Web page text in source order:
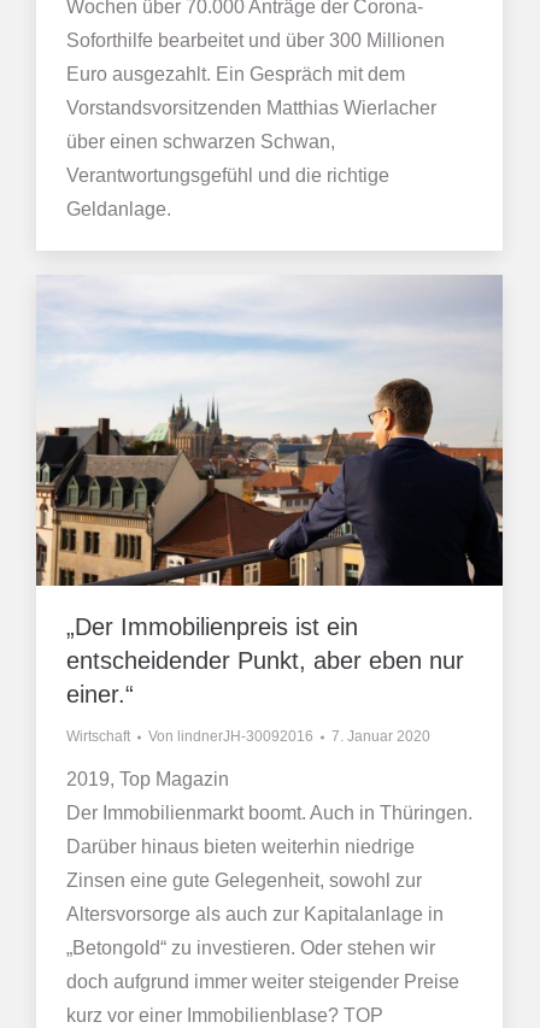
Wochen über 70.000 Anträge der Corona-
Soforthilfe bearbeitet und über 300 Millionen
Euro ausgezahlt. Ein Gespräch mit dem
Vorstandsvorsitzenden Matthias Wierlacher
über einen schwarzen Schwan,
Verantwortungsgefühl und die richtige
Geldanlage.
„Der Immobilienpreis ist ein
entscheidender Punkt, aber eben nur
einer.“
Wirtschaft Von lindnerJH-30092016 7. Januar 2020
2019, Top Magazin
Der Immobilienmarkt boomt. Auch in Thüringen.
Darüber hinaus bieten weiterhin niedrige
Zinsen eine gute Gelegenheit, sowohl zur
Altersvorsorge als auch zur Kapitalanlage in
„Betongold“ zu investieren. Oder stehen wir
doch aufgrund immer weiter steigender Preise
kurz vor einer Immobilienblase? TOP